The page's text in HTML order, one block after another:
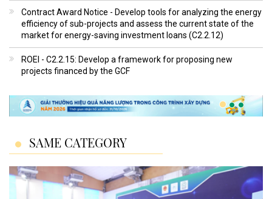
Contract Award Notice - Develop tools for analyzing the energy
efficiency of sub-projects and assess the current state of the
market for energy-saving investment loans (C2.2.12)
ROEI - C2.2.15: Develop a framework for proposing new
projects financed by the GCF
SAME CATEGORY